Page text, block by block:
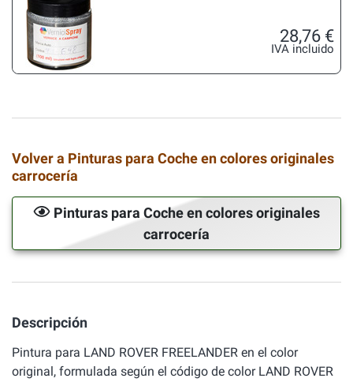
28,76 €
IVA incluido
Volver a Pinturas para Coche en colores originales
carrocería
Pinturas para Coche en colores originales
carrocería
Descripción
Pintura para LAND ROVER FREELANDER en el color
original, formulada según el código de color LAND ROVER